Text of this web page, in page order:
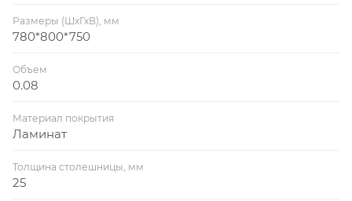
Размеры (ШхГхВ), мм
780*800*750
Объем
0.08
Материал покрытия
Ламинат
Толщина столешницы, мм
25